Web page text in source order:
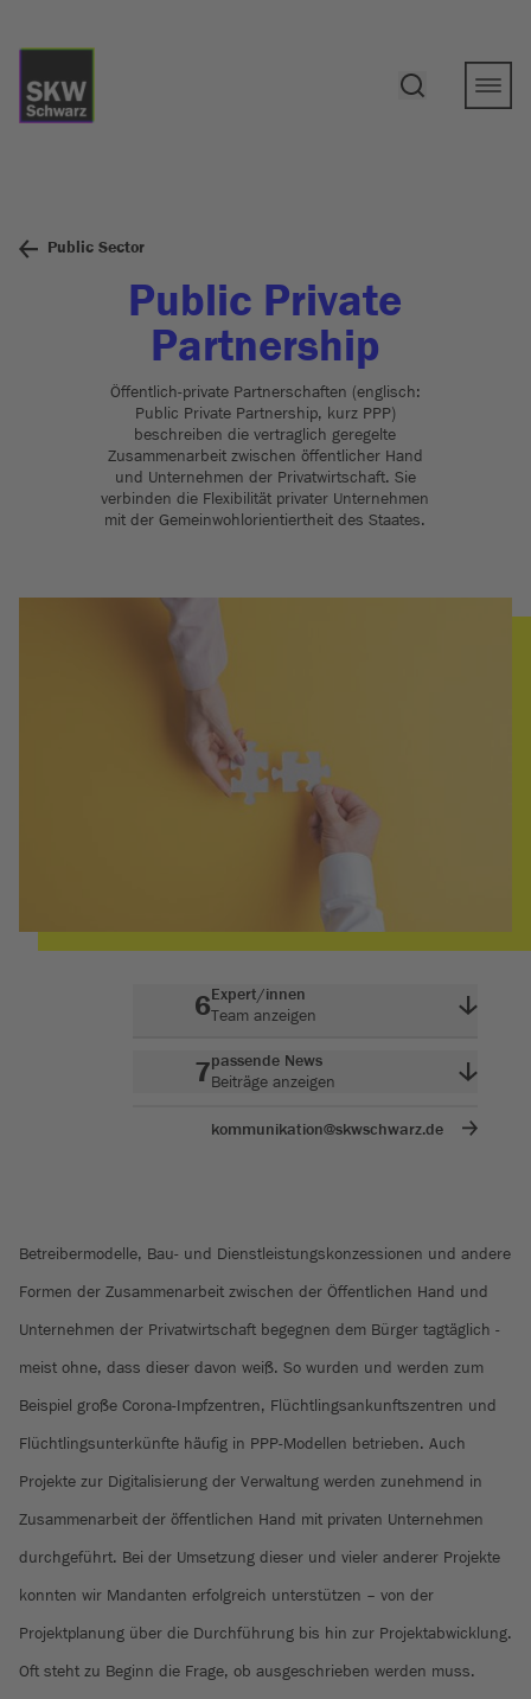
Public Sector
Public Private
Partnership
Öffentlich-private Partnerschaften (englisch:
Public Private Partnership, kurz PPP)
beschreiben die vertraglich geregelte
Zusammenarbeit zwischen öffentlicher Hand
und Unternehmen der Privatwirtschaft. Sie
verbinden die Flexibilität privater Unternehmen
mit der Gemeinwohlorientiertheit des Staates.
6Expert/innen
Team anzeigen
7passende News
Beiträge anzeigen
kommunikation@skwschwarz.de
Betreibermodelle, Bau- und Dienstleistungskonzessionen und andere
Formen der Zusammenarbeit zwischen der Öffentlichen Hand und
Unternehmen der Privatwirtschaft begegnen dem Bürger tagtäglich -
meist ohne, dass dieser davon weiß. So wurden und werden zum
Beispiel große Corona-Impfzentren, Flüchtlingsankunftszentren und
Flüchtlingsunterkünfte häufig in PPP-Modellen betrieben. Auch
Projekte zur Digitalisierung der Verwaltung werden zunehmend in
Zusammenarbeit der öffentlichen Hand mit privaten Unternehmen
durchgeführt. Bei der Umsetzung dieser und vieler anderer Projekte
konnten wir Mandanten erfolgreich unterstützen – von der
Projektplanung über die Durchführung bis hin zur Projektabwicklung.
Oft steht zu Beginn die Frage, ob ausgeschrieben werden muss.